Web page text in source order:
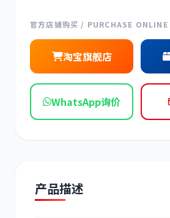
现代
官方店铺购买 / PURCHASE ONLINE
淘宝旗舰店
WhatsApp询价
产品描述